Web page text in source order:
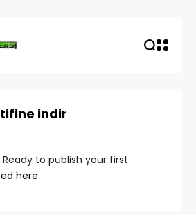
indir
to publish your first
here.